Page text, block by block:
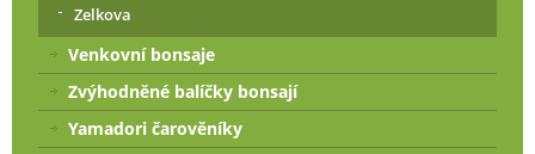
Zelkova
Venkovní bonsaje
Zvýhodněné balíčky bonsají
Yamadori čarověníky